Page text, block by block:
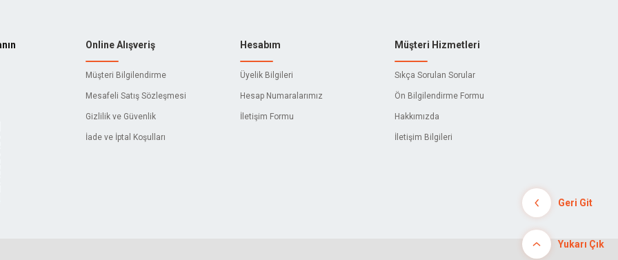
Online Alışveriş
Müşteri Bilgilendirme
Mesafeli Satış Sözleşmesi
Gizlilik ve Güvenlik
İade ve İptal Koşulları
Hesabım
Üyelik Bilgileri
Hesap Numaralarımız
İletişim Formu
Müşteri Hizmetleri
Sıkça Sorulan Sorular
Ön Bilgilendirme Formu
Hakkımızda
İletişim Bilgileri
Geri Git
Yukarı Çık